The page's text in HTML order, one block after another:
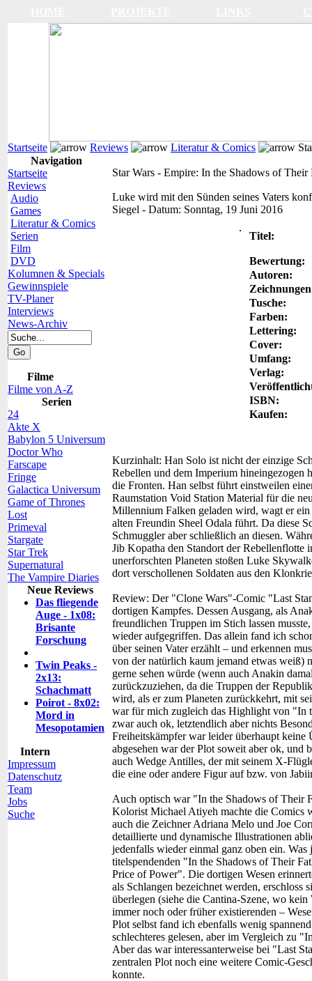
Startseite Reviews Literatur & Comics
Navigation
Startseite
Reviews
Audio
Games
Literatur & Comics
Serien
Film
DVD
Kolumnen & Specials
Gewinnspiele
TV-Planer
Interviews
News-Archiv
Filme
Filme von A-Z
Serien
24
Akte X
Babylon 5 Universum
Doctor Who
Farscape
Fringe
Galactica Universum
Game of Thrones
Lost
Primeval
Stargate
Star Trek
Supernatural
The Vampire Diaries
Neue Reviews
Das fliegende
Auge - 1x08:
Brisante
Forschung
Twin Peaks -
2x13:
Schachmatt
Poirot - 8x02:
Mord in
Mesopotamien
Intern
Impressum
Datenschutz
Team
Jobs
Suche
Star Wars - Empire: In the Shadows of Their
Luke wird mit den Sünden seines Vaters
Siegel - Datum: Sonntag, 19 Juni 2016
Titel:
Bewertung:
Autoren:
Tusche:
Farben:
Lettering:
Cover:
Umfang:
Verlag:
ISBN:
Kaufen:
Kurzinhalt: Han Solo ist nicht der einzige
Rebellen und dem Imperium hineingezogen
die Fronten. Han selbst führt einstweilen
Raumstation Void Station Material für die
Millennium Falken geladen wird, wagt er ein
alten Freundin Sheel Odala führt. Da diese
Schmuggler aber schließlich an diesen.
Jib Kopatha den Standort der Rebellenflotte
unerforschten Planeten stoßen Luke
dort verschollenen Soldaten aus den
Review: Der "Clone Wars"-Comic "Last
dortigen Kampfes. Dessen Ausgang, als
freundlichen Truppen im Stich lassen
wieder aufgegriffen. Das allein fand ich
über seinen Vater erzählt – und erkennen
von der natürlich kaum jemand etwas weiß)
gerne sehen würde (wenn auch Anakin
zurückzuziehen, da die Truppen der
wird, als er zum Planeten zurückkehrt, mit
war für mich zugleich das Highlight von "In
zwar auch ok, letztendlich aber nichts
Freiheitskämpfer war leider überhaupt keine
abgesehen war der Plot soweit aber ok, und
auch Wedge Antilles, der mit seinem X-
die eine oder andere Figur auf bzw. von
Auch optisch war "In the Shadows of Their
Kolorist Michael Atiyeh machte die Comics
auch die Zeichner Adriana Melo und Joe
detaillierte und dynamische Illustrationen
jedenfalls wieder einmal ganz oben ein.
titelspendenden "In the Shadows of Their
Price of Power". Die dortigen Wesen
als Schlangen bezeichnet werden, erschloss
überlegen (siehe die Cantina-Szene, wo
immer noch oder früher existierenden –
Plot selbst fand ich ebenfalls wenig
schlechteres gelesen, aber im Vergleich zu
Aber das war interessanterweise bei "Last
zentralen Plot noch eine weitere Comic-
konnte.